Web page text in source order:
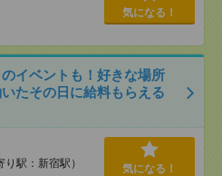
気になる！
イベントも！好きな場所
たその日に給料もらえる
駅：新宿駅） 気になる！